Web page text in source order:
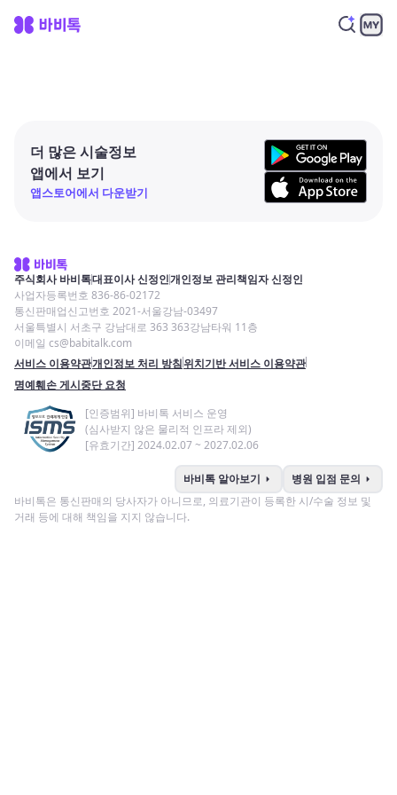
더 많은 시술정보
앱에서 보기
앱스토어에서 다운받기
주식회사 바비톡대표이사 신정인개인정보 관리책임자 신정인
사업자등록번호 836-86-02172
통신판매업신고번호 2021-서울강남-03497
서울특별시 서초구 강남대로 363 363강남타워 11층
이메일 cs@babitalk.com
서비스 이용약관개인정보 처리 방침위치기반 서비스 이용약관
명예훼손 게시중단 요청
[인증범위] 바비톡 서비스 운영
(심사받지 않은 물리적 인프라 제외)
[유효기간] 2024.02.07 ~ 2027.02.06
바비톡 알아보기 arrow_right 병원 입점 문의 arrow_right
바비톡은 통신판매의 당사자가 아니므로, 의료기관이 등록한 시/수술 정보 및
거래 등에 대해 책임을 지지 않습니다.